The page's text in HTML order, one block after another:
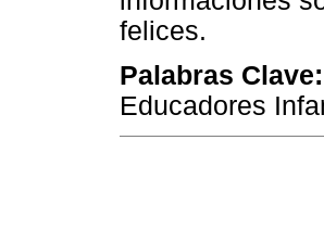
felices.
Palabras Clave:
Educadores